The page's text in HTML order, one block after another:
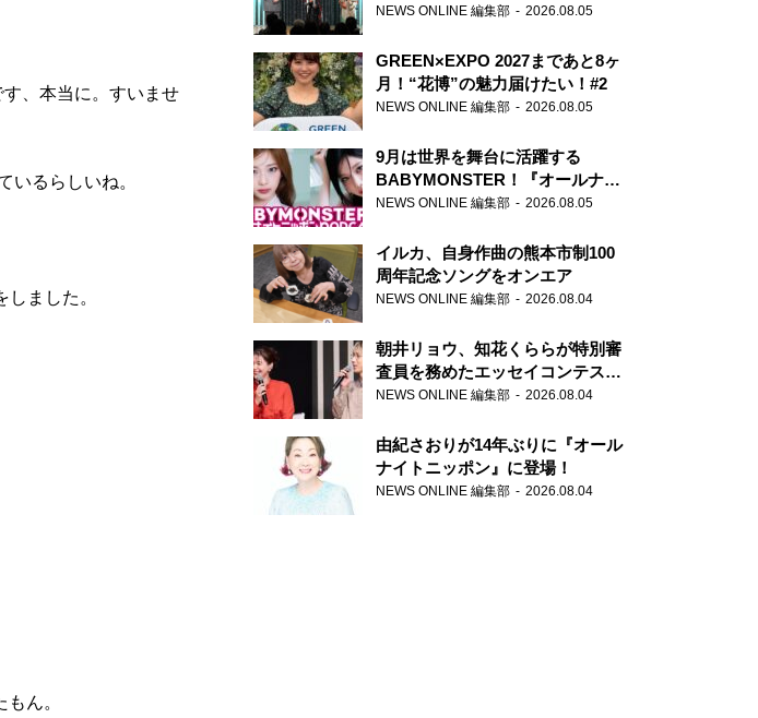
、本当に。すいませ
いるらしいね。
ました。
ん。
ー『アナスタシア』を紹介
NEWS ONLINE 編集部 2026.08.05
GREEN×EXPO 2027まであと8ヶ
月！“花博”の魅力届けたい！#2
NEWS ONLINE 編集部 2026.08.05
9月は世界を舞台に活躍する
BABYMONSTER！『オールナイ
トニッポンPODCAST』月替わり
NEWS ONLINE 編集部 2026.08.05
イルカ、自身作曲の熊本市制100
周年記念ソングをオンエア
NEWS ONLINE 編集部 2026.08.04
朝井リョウ、知花くららが特別審
査員を務めたエッセイコンテスト
の特別番組「#いまあなたに伝え
NEWS ONLINE 編集部 2026.08.04
由紀さおりが14年ぶりに『オール
ナイトニッポン』に登場！
NEWS ONLINE 編集部 2026.08.04